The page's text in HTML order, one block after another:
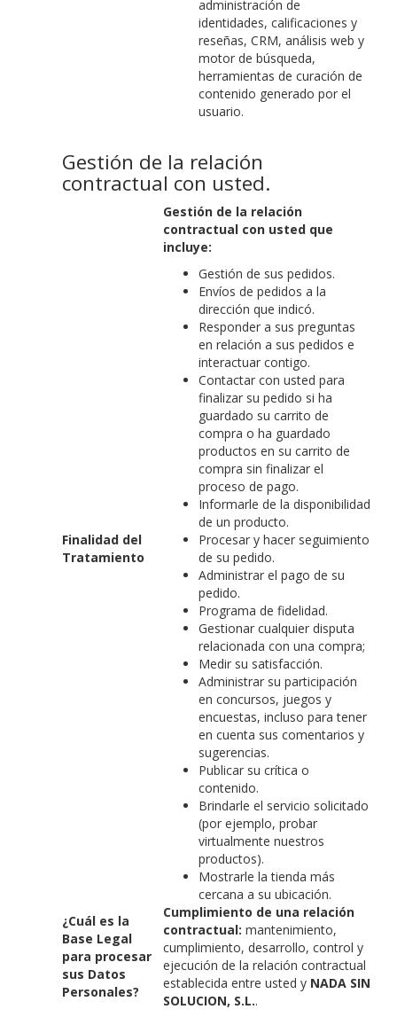
administración de
identidades, calificaciones y
reseñas, CRM, análisis web y
motor de búsqueda,
herramientas de curación de
contenido generado por el
usuario.
Gestión de la relación
contractual con usted.
Finalidad del
Tratamiento
Gestión de la relación
contractual con usted que
incluye:
Gestión de sus pedidos.
Envíos de pedidos a la
dirección que indicó.
Responder a sus preguntas
en relación a sus pedidos e
interactuar contigo.
Contactar con usted para
finalizar su pedido si ha
guardado su carrito de
compra o ha guardado
productos en su carrito de
compra sin finalizar el
proceso de pago.
Informarle de la disponibilidad
de un producto.
Procesar y hacer seguimiento
de su pedido.
Administrar el pago de su
pedido.
Programa de fidelidad.
Gestionar cualquier disputa
relacionada con una compra;
Medir su satisfacción.
Administrar su participación
en concursos, juegos y
encuestas, incluso para tener
en cuenta sus comentarios y
sugerencias.
Publicar su crítica o
contenido.
Brindarle el servicio solicitado
(por ejemplo, probar
virtualmente nuestros
productos).
Mostrarle la tienda más
cercana a su ubicación.
¿Cuál es la
Base Legal
para procesar
sus Datos
Personales?
Cumplimiento de una relación
contractual: mantenimiento,
cumplimiento, desarrollo, control y
ejecución de la relación contractual
establecida entre usted y NADA SIN
SOLUCION, S.L..